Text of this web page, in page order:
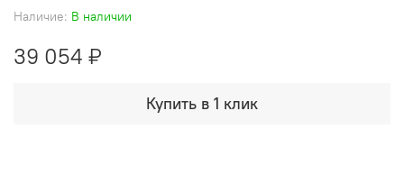
Наличие: В наличии
39 054 ₽
Купить в 1 клик